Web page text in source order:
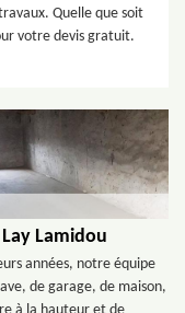
Quelle que soit
votre devis gratuit.
Lamidou
années, notre équipe
de garage, de maison,